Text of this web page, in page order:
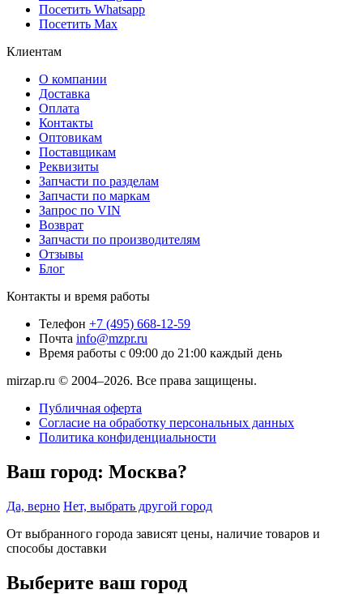
Посетить Whatsapp
Посетить Max
Клиентам
О компании
Доставка
Оплата
Контакты
Оптовикам
Поставщикам
Реквизиты
Запчасти по разделам
Запчасти по маркам
Запрос по VIN
Возврат
Запчасти по производителям
Отзывы
Блог
Контакты и время работы
Телефон +7 (495) 668-12-59
Почта info@mzpr.ru
Время работы с 09:00 до 21:00 каждый день
mirzap.ru © 2004–2026. Все права защищены.
Публичная оферта
Согласие на обработку персональных данных
Политика конфиденциальности
Ваш город: Москва?
Да, верно Нет, выбрать другой город
От выбранного города зависят цены, наличие товаров и
способы доставки
Выберите ваш город